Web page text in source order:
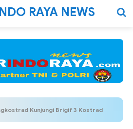
RAYA NEWS
Kunjungi Brigif 3 Kostrad